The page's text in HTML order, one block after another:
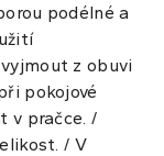
podélné a
z obuvi
pokojové
v pračce. /
/ V